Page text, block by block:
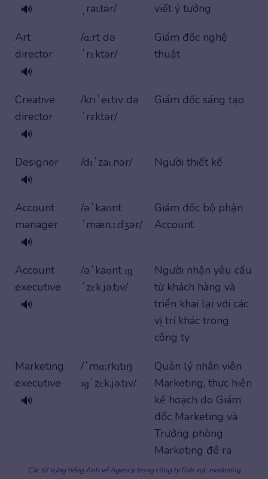
🔊
ˌraɪ.tər/
viết ý tưởng
Art
director
🔊
/ɑːrt də
ˈrɛktər/
Giám đốc nghệ
thuật
Creative
director
🔊
/kriˈeɪ.tɪv də
ˈrɛktər/
Giám đốc sáng tạo
Designer
🔊
/dɪˈzaɪ.nər/ Người thiết kế
Account
manager
🔊
/əˈkaʊnt
ˈmæn.ɪ.dʒər/
Giám đốc bộ phận
Account
Account
executive
🔊
/əˈkaʊnt ɪɡ
ˈzɛk.jə.tɪv/
Người nhận yêu cầu
từ khách hàng và
triển khai lại với các
vị trí khác trong
công ty.
Marketing
executive
🔊
/ˈmɑːrkɪtɪŋ
ɪɡˈzɛk.jə.tɪv/
Quản lý nhân viên
Marketing, thực hiện
kế hoạch do Giám
đốc Marketing và
Trưởng phòng
Marketing đề ra
Các từ vựng tiếng Anh về Agency trong công ty lĩnh vực marketing